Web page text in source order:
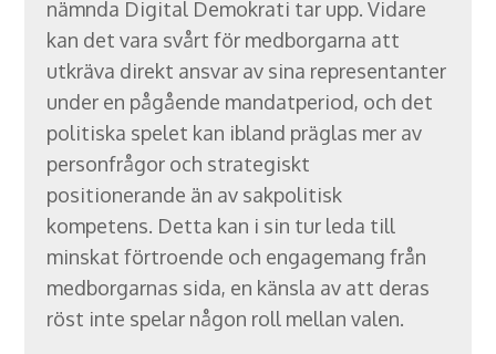
nämnda Digital Demokrati tar upp. Vidare
kan det vara svårt för medborgarna att
utkräva direkt ansvar av sina representanter
under en pågående mandatperiod, och det
politiska spelet kan ibland präglas mer av
personfrågor och strategiskt
positionerande än av sakpolitisk
kompetens. Detta kan i sin tur leda till
minskat förtroende och engagemang från
medborgarnas sida, en känsla av att deras
röst inte spelar någon roll mellan valen.